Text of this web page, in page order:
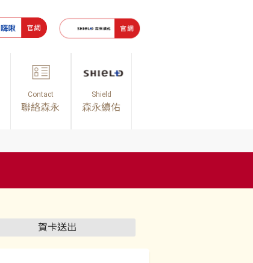
Contact
聯絡森永
Shield
森永續佑
賀卡送出